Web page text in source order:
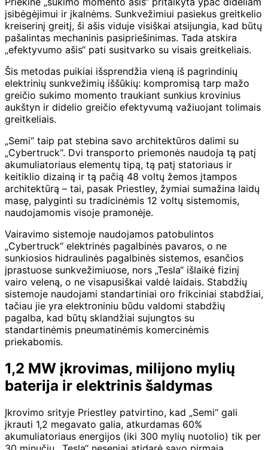
įsibėgėjimui ir įkalnėms. Sunkvežimiui pasiekus greitkelio
kreiserinį greitį, ši ašis viduje visiškai atsijungia, kad būtų
pašalintas mechaninis pasipriešinimas. Tada atskira
„efektyvumo ašis“ pati susitvarko su visais greitkeliais.
Šis metodas puikiai išsprendžia vieną iš pagrindinių
elektrinių sunkvežimių iššūkių: kompromisą tarp mažo
greičio sukimo momento traukiant sunkius krovinius
aukštyn ir didelio greičio efektyvumą važiuojant tolimais
greitkeliais.
„Semi“ taip pat stebina savo architektūros dalimi su
„Cybertruck“. Dvi transporto priemonės naudoja tą patį
akumuliatoriaus elementų tipą, tą patį statoriaus ir
keitiklio dizainą ir tą pačią 48 voltų žemos įtampos
architektūrą – tai, pasak Priestley, žymiai sumažina laidų
masę, palyginti su tradicinėmis 12 voltų sistemomis,
naudojamomis visoje pramonėje.
Vairavimo sistemoje naudojamos patobulintos
„Cybertruck“ elektrinės pagalbinės pavaros, o ne
sunkiosios hidraulinės pagalbinės sistemos, esančios
įprastuose sunkvežimiuose, nors „Tesla“ išlaikė fizinį
vairo veleną, o ne visapusiškai valdė laidais. Stabdžių
sistemoje naudojami standartiniai oro frikciniai stabdžiai,
tačiau jie yra elektroniniu būdu valdomi stabdžių
pagalba, kad būtų sklandžiai sujungtos su
standartinėmis pneumatinėmis komercinėmis
priekabomis.
1,2 MW įkrovimas, milijono mylių
baterija ir elektrinis šaldymas
Įkrovimo srityje Priestley patvirtino, kad „Semi“ gali
įkrauti 1,2 megavato galia, atkurdamas 60%
akumuliatoriaus energijos (iki 300 mylių nuotolio) tik per